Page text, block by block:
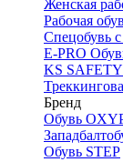
Женская
Рабочая
E-PRO
KS
Бренд
Обувь
Обувь STEP